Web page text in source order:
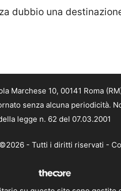
dubbio una
Marchese 10, 00141 Roma
senza alcuna periodicità.
legge n. 62 del 07.03.2001
- Tutti i diritti riservati -